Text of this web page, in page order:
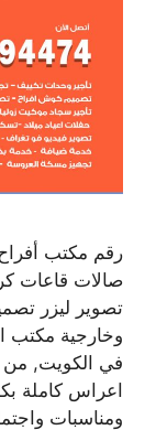
رقم مكتب أفراح
صالات قاعات
تصوير ليزر
وخارجية مكتب
في الكويت, من
اعراس كاملة
ومناسبات